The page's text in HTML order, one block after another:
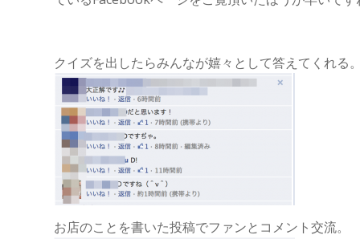
クイズを出したらみんなが嬉々として答えてくれる
お店のことを書いた投稿でファンとコメント交流。